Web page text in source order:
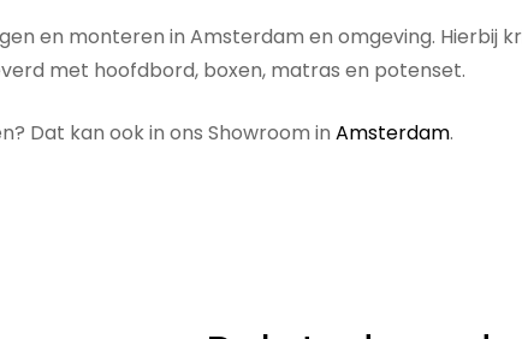
en monteren in Amsterdam en omgeving. Hierbij
met hoofdbord, boxen, matras en potenset.
Dat kan ook in ons Showroom in Amsterdam.